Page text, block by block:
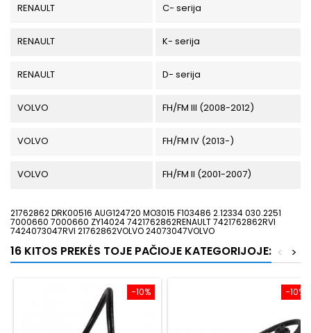
RENAULT C- serija
RENAULT K- serija
RENAULT D- serija
VOLVO FH/FM III (2008-2012)
VOLVO FH/FM IV (2013-)
VOLVO FH/FM II (2001-2007)
21762862 DRK00516 AUG124720 MO3015 F103486 2.12334 030.2251
7000660 7000660 ZY14024 7421762862RENAULT 7421762862RVI
7424073047RVI 21762862VOLVO 24073047VOLVO
16 KITOS PREKĖS TOJE PAČIOJE KATEGORIJOJE: >
<
−10% −10%